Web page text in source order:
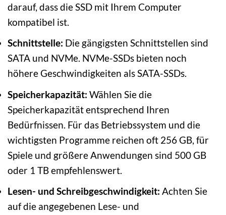
darauf, dass die SSD mit Ihrem Computer
kompatibel ist.
Schnittstelle: Die gängigsten Schnittstellen sind
SATA und NVMe. NVMe-SSDs bieten noch
höhere Geschwindigkeiten als SATA-SSDs.
Speicherkapazität: Wählen Sie die
Speicherkapazität entsprechend Ihren
Bedürfnissen. Für das Betriebssystem und die
wichtigsten Programme reichen oft 256 GB, für
Spiele und größere Anwendungen sind 500 GB
oder 1 TB empfehlenswert.
Lesen- und Schreibgeschwindigkeit: Achten Sie
auf die angegebenen Lese- und